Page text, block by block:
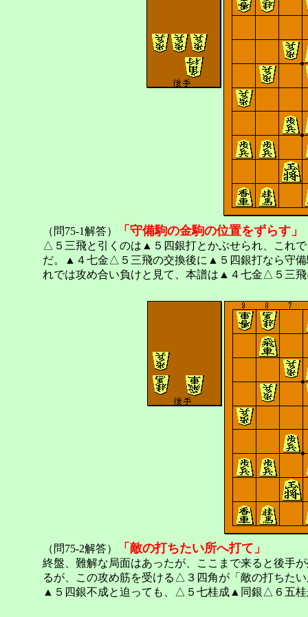
（問75-1解答） 「守備駒の金駒の位置をずらす」
△５三飛と引くのは▲５四銀打とかぶせられ、これ
だ。▲４七金△５三飛の交換後に▲５四銀打なら守備
れでは攻め合い負けと見て、本譜は▲４七金△５三
（問75-2解答） 「敵の打ちたい所へ打て」
終盤、難解な局面はあったが、ここまで来ると後
るが、この攻め筋を受ける△３四角が「敵の打ちた
▲５四銀不成と迫っても、△５七桂成▲同銀△６五桂